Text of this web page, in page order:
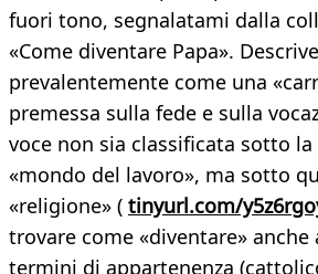
fuori tono, segnalatami dalla
«Come diventare Papa».
prevalentemente come una
premessa sulla fede e sulla
voce non sia classificata sotto
«mondo del lavoro», ma sotto
«religione» ( tinyurl.com/
trovare come «diventare» anche
termini di appartenenza